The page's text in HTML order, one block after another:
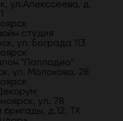
ул.Алекссеева, д.
студия
ул. Бограда 113
"Палладио"
ул. Молокова, 28
ул. 78
д.12, ТК